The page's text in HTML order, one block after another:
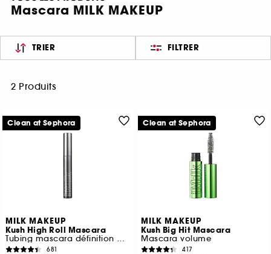
Mascara MILK MAKEUP
TRIER FILTRER
2 Produits
MILK MAKEUP
Kush High Roll Mascara
Tubing mascara définition et volume
681
Clean at Sephora
MILK MAKEUP
Kush Big Hit Mascara
Mascara volume
417
Clean at Sephora